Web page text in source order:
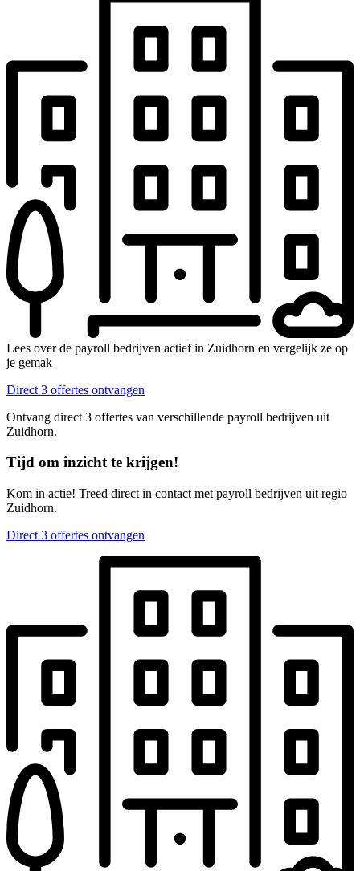
Lees over de payroll bedrijven actief in Zuidhorn en vergelijk ze op
je gemak
Direct 3 offertes ontvangen
Ontvang direct 3 offertes van verschillende payroll bedrijven uit
Zuidhorn.
Tijd om inzicht te krijgen!
Kom in actie! Treed direct in contact met payroll bedrijven uit regio
Zuidhorn.
Direct 3 offertes ontvangen